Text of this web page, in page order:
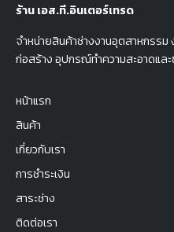
ร้าน เอส.ที.อินเตอร์เทรด
จำหน่ายสินค้าช่างงานอุตสาหกรรม
ก่อสร้าง อุปกรณ์ทำความสะอาดแล
หน้าแรก
สินค้า
เกี่ยวกับเรา
การชำระเงิน
สาระช่าง
ติดต่อเรา